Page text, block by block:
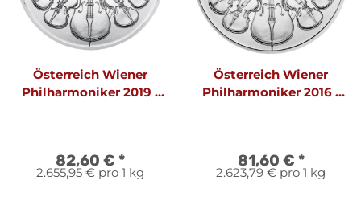
Österreich Wiener
Philharmoniker 2019 1
82,60 € *
2.655,95 € pro 1 kg
Österreich Wiener
Philharmoniker 2016 1
81,60 € *
2.623,79 € pro 1 kg